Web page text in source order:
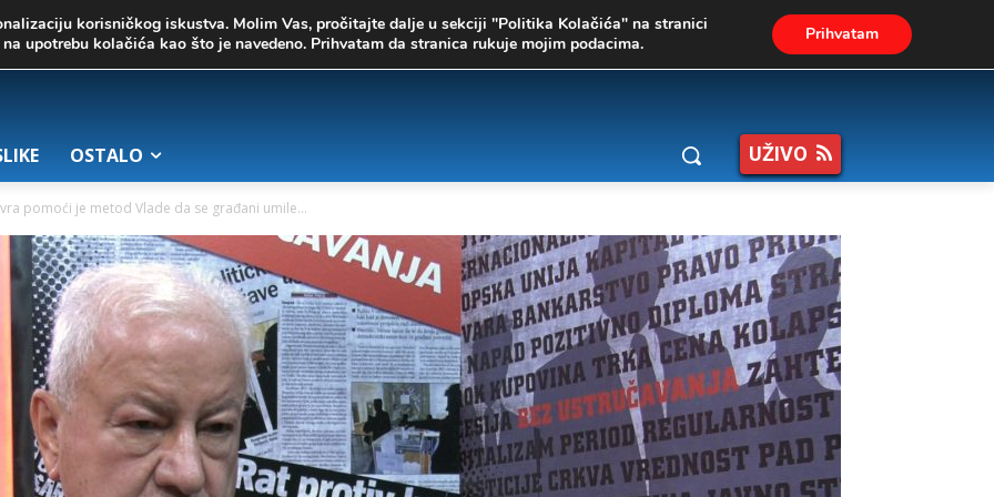
OSTALO UŽIVO
pomoći je metod Vlade da se građani umile...
korisničkog iskustva. Molim Vas, pročitajte dalje u sekciji "Politika Kolačića" na stranici
upotrebu kolačića kao što je navedeno. Prihvatam da stranica rukuje mojim podacima. Prihvatam